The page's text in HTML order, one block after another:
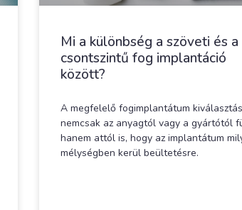
Mi a különbség a szöveti és a
csontszintű fog implantáció
között?
A megfelelő fogimplantátum
nemcsak az anyagtól vagy a gyártótól
hanem attól is, hogy az implantátum
mélységben kerül beültetésre.